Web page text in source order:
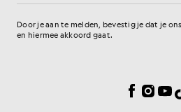
Door je aan te melden, bevestig je dat je ons
en hiermee akkoord gaat.
Facebook